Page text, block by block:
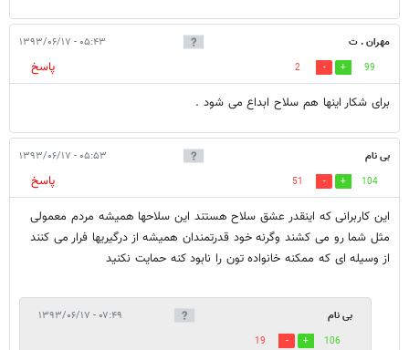
مهران . ت ۰۵:۴۳ - ۱۳۹۳/۰۶/۱۷
99
2
پاسخ
برای شکار اینها هم سلاح ابداع می شود .
بی نام ۰۵:۵۳ - ۱۳۹۳/۰۶/۱۷
104
51
پاسخ
این کاربرانی که اینقدر عشق سلاح هستند این سلاحها همیشه مردم معمولی
مثل شما رو می کشند وگرنه خود قدرتمندان همیشه از درگیریها فرار می کنند
از وسیله ای که ممکنه خانواده تون را نابود کنه حمایت نکنید
بی نام ۰۷:۴۹ - ۱۳۹۳/۰۶/۱۷
106
19